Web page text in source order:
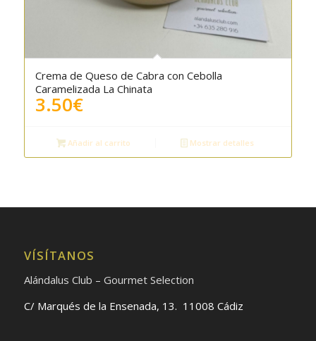
Crema de Queso de Cabra con Cebolla
Caramelizada La Chinata
3.50€
Añadir al carrito Mostrar detalles
VÍSÍTANOS
Alándalus Club – Gourmet Selection
C/ Marqués de la Ensenada, 13. 11008 Cádiz